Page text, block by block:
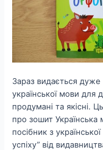
Зараз видається дуже
української мови
продумані та якісні.
про зошит
посібник з
успіху” від